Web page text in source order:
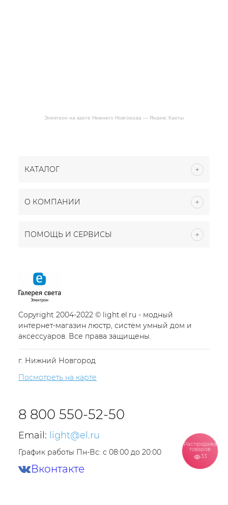
Электрон на карте Нижнего Новгорода — Яндекс Карты
КАТАЛОГ
О КОМПАНИИ
ПОМОЩЬ И СЕРВИСЫ
Copyright 2004-2022 © light.el.ru - модный
интернет-магазин люстр, систем умный дом и
аксессуаров. Все права защищены.
г. Нижний Новгород
Посмотреть на карте
8 800 550-52-50
Email: light@el.ru
График работы Пн-Вс: с 08:00 до 20:00
Вконтакте
Распродажа
товаров
33